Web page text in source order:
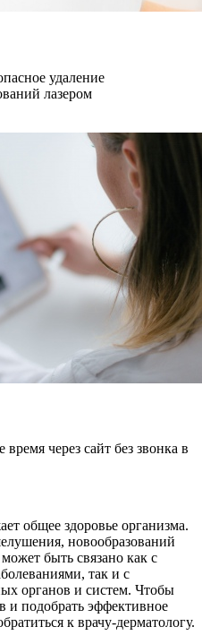
удаление
лазером
через сайт без звонка в
общее здоровье организма.
новообразований
быть связано как с
так и с
органов и систем. Чтобы
и подобрать эффективное
к врачу-дерматологу.